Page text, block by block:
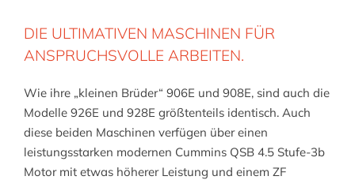
DIE ULTIMATIVEN MASCHINEN FÜR
ANSPRUCHSVOLLE ARBEITEN.
Wie ihre „kleinen Brüder“ 906E und 908E, sind auch die
Modelle 926E und 928E größtenteils identisch. Auch
diese beiden Maschinen verfügen über einen
leistungsstarken modernen Cummins QSB 4.5 Stufe-3b
Motor mit etwas höherer Leistung und einem ZF